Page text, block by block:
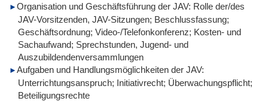
Organisation und Geschäftsführung der JAV: Rolle der/des
JAV-Vorsitzenden, JAV-Sitzungen; Beschlussfassung;
Geschäftsordnung; Video-/Telefonkonferenz; Kosten- und
Sachaufwand; Sprechstunden, Jugend- und
Auszubildendenversammlungen
Aufgaben und Handlungsmöglichkeiten der JAV:
Unterrichtungsanspruch; Initiativrecht; Überwachungspflicht;
Beteiligungsrechte